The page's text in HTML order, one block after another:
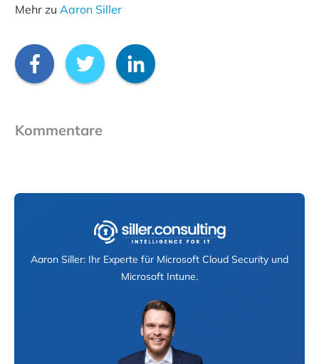
Mehr zu Aaron Siller
Kommentare
Aaron Siller: Ihr Experte für Microsoft Cloud Security und
Microsoft Intune.